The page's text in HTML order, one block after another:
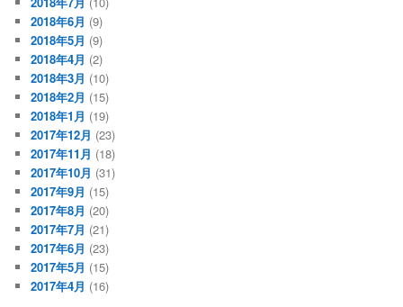
2018年6月 (9)
2018年5月 (9)
2018年4月 (2)
2018年3月 (10)
2018年2月 (15)
2018年1月 (19)
2017年12月 (23)
2017年11月 (18)
2017年10月 (31)
2017年9月 (15)
2017年8月 (20)
2017年7月 (21)
2017年6月 (23)
2017年5月 (15)
2017年4月 (16)